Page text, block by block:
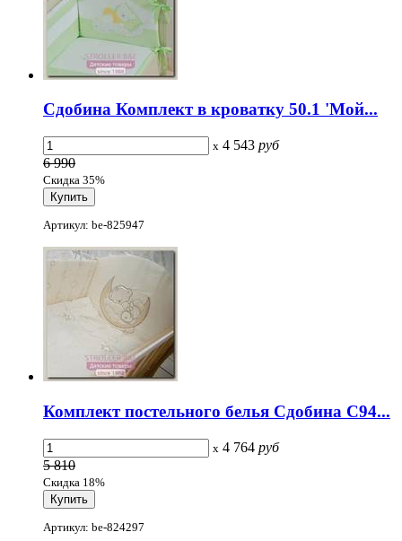
Сдобина Комплект в кроватку 50.1 'Мой...
x 4 543 руб
6 990
Скидка 35%
Артикул: be-825947
Комплект постельного белья Сдобина С94...
x 4 764 руб
5 810
Скидка 18%
Артикул: be-824297